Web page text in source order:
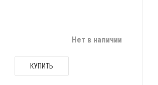
Нет в наличии
КУПИТЬ